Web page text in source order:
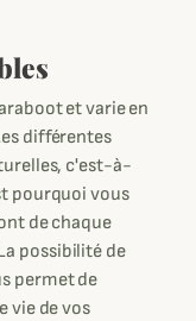
et varie en
différentes
c'est-à-
pourquoi vous
de chaque
possibilité de
permet de
vie de vos